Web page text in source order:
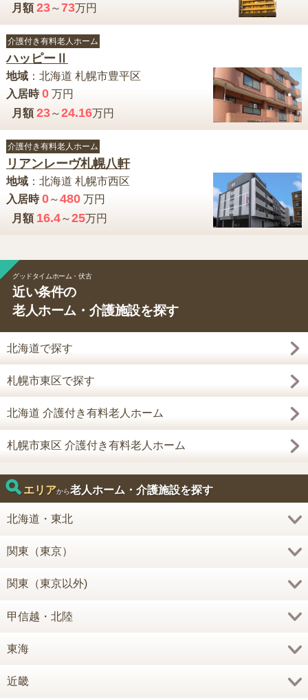
月額 23～73万円
介護付き有料老人ホーム
ハッピーⅡ
地域： 北海道 札幌市豊平区
入居時 0万円
月額 23～24.16万円
介護付き有料老人ホーム
リアンレーヴ札幌八軒
地域： 北海道 札幌市西区
入居時 0～480万円
月額 16.4～25万円
グッドタイムホーム・伏古
近い条件の
老人ホーム・介護施設を探す
北海道で探す
札幌市東区で探す
北海道 介護付き有料老人ホーム
札幌市東区 介護付き有料老人ホーム
エリアから老人ホーム・介護施設を探す
北海道・東北
関東（東京）
関東（東京以外)
甲信越・北陸
東海
近畿